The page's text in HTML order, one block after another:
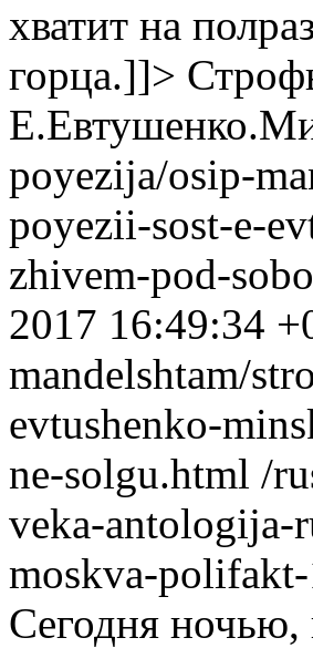
хватит на
горца.]]>
poyezija/osip-
poyezii-sost-e-
zhivem-pod-
2017 16:49:34
mandelshtam/
evtushenko-
ne-solgu.html /
veka-antologija-
moskva-
Сегодня